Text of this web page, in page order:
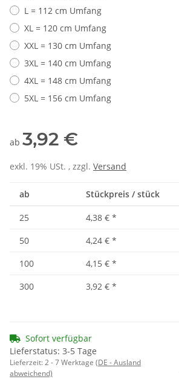
L = 112 cm Umfang
XL = 120 cm Umfang
XXL = 130 cm Umfang
3XL = 140 cm Umfang
4XL = 148 cm Umfang
5XL = 156 cm Umfang
ab 3,92 €
exkl. 19% USt. , zzgl. Versand
ab Stückpreis / stück
25 4,38 € *
50
4,24 € *
100
4,15 € *
300
3,92 € *
Sofort verfügbar
Lieferstatus: 3-5 Tage
Lieferzeit:2 - 7 Werktage (DE - Ausland
abweichend)